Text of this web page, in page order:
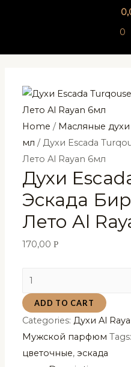
0
Home / Масляные
мл / Духи Escada
Лето Al Rayan 6мл
Духи
Эскада
Лето Al
170,00Р
Духи
Escada
Turqouse
Эскада
Бирюзовое
Лето
ADD TO CART
Categories:Духи Al
Мужской парфюм Tags:
цветочные,эскада